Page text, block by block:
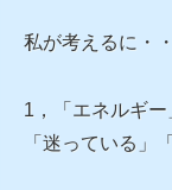
私が考えるに・
1，「エネルギー
「迷っている」